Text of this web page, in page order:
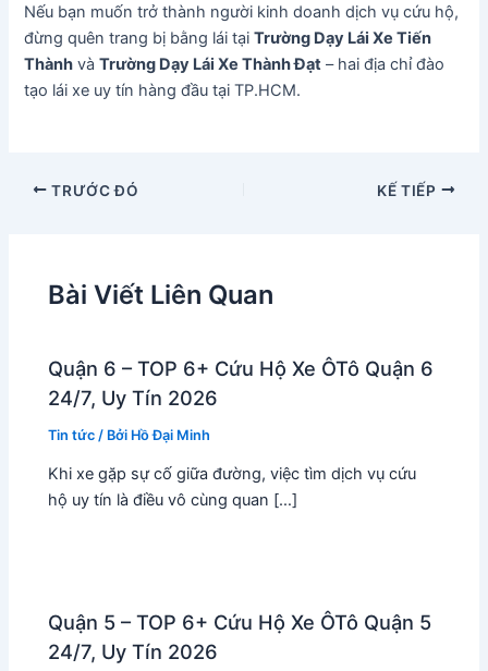
Nếu bạn muốn trở thành người kinh doanh dịch vụ cứu hộ,
đừng quên trang bị bằng lái tạiTrường Dạy Lái Xe Tiến
Thành vàTrường Dạy Lái Xe Thành Đạt – hai địa chỉ đào
tạo lái xe uy tín hàng đầu tại TP.HCM.
TRƯỚC ĐÓ KẾ TIẾP
Bài Viết Liên Quan
Quận 6 – TOP 6+ Cứu Hộ Xe ÔTô Quận 6
24/7, Uy Tín 2026
Tin tức / Bởi Hồ Đại Minh
Khi xe gặp sự cố giữa đường, việc tìm dịch vụ cứu
hộ uy tín là điều vô cùng quan […]
Quận 5 – TOP 6+ Cứu Hộ Xe ÔTô Quận 5
24/7, Uy Tín 2026